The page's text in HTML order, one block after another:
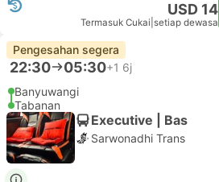
USD 14
Termasuk Cukai setiap dewasa
Pengesahan segera
22:30 05:30+1 6j
Banyuwangi
Tabanan
Executive | Bas
Sarwonadhi Trans